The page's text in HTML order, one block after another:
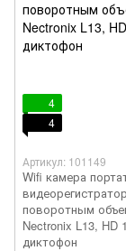
4
4
Артикул: 101149
Wifi камера
поворотным
Nectronix L13, HD
диктофон